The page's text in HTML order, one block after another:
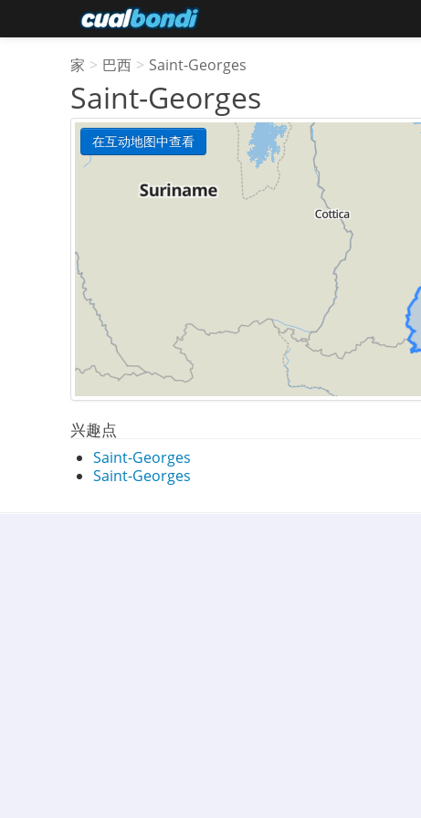
家 > 巴西 > Saint-Georges
Saint-Georges
在互动地图中查看
兴趣点
Saint-Georges
Saint-Georges